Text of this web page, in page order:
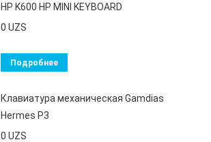
HP K600 HP MINI KEYBOARD
0 UZS
Подробнее
Клавиатура механическая Gamdias
Hermes P3
0 UZS